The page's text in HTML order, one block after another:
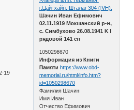
19
г.Цайтхайн. Шталаг 304 (IVH).
Шачин Иван Ефимович
02.11.1919 Мокшанский р-н,
с. Симбухово 26.08.1941 K I
рядовой 141 сп
1050298670
Информация из Книги
Памяти https://www.obd-
memorial.ru/html/info.htm?
id=1050298670
Фамилия Шачин
Имя Иван
Отчество Ефимович